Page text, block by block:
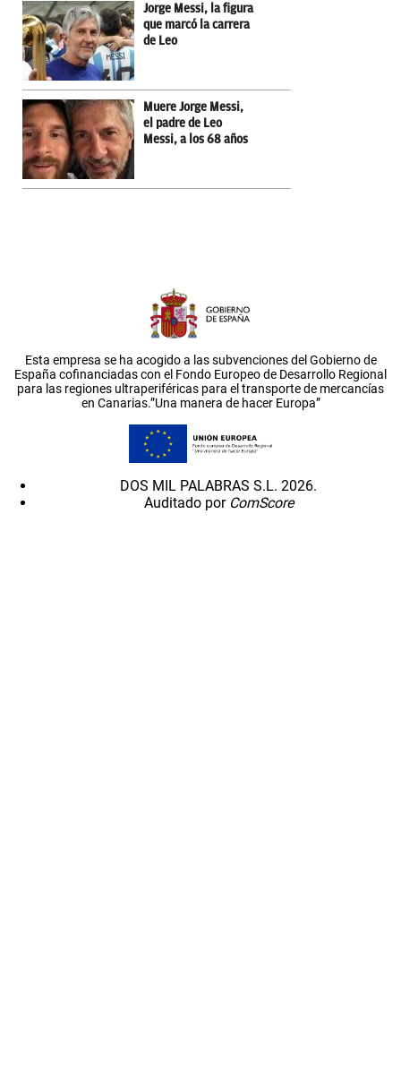
Jorge Messi, la figura
que marcó la carrera
de Leo
Muere Jorge Messi,
el padre de Leo
Messi, a los 68 años
Esta empresa se ha acogido a las subvenciones del Gobierno de
España cofinanciadas con el Fondo Europeo de Desarrollo Regional
para las regiones ultraperiféricas para el transporte de mercancías
en Canarias.”Una manera de hacer Europa”
DOS MIL PALABRAS S.L. 2026.
Auditado por ComScore